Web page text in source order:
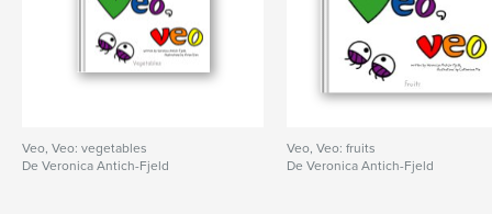
Veo, Veo: vegetables
De Veronica Antich-Fjeld
Veo, Veo: fruits
De Veronica Antich-Fjeld